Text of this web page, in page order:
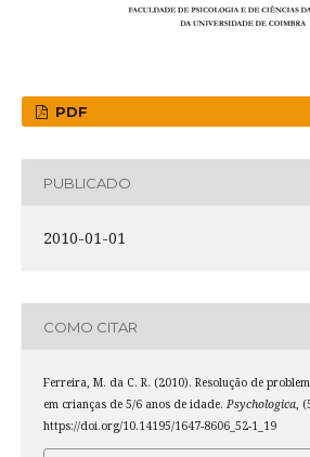
PDF
PUBLICADO
2010-01-01
COMO CITAR
Ferreira, M. da C. R. (2010). Resolução de
em crianças de 5/6 anos de idade. Psychologica,
https://doi.org/10.14195/1647-8606_52-1_19